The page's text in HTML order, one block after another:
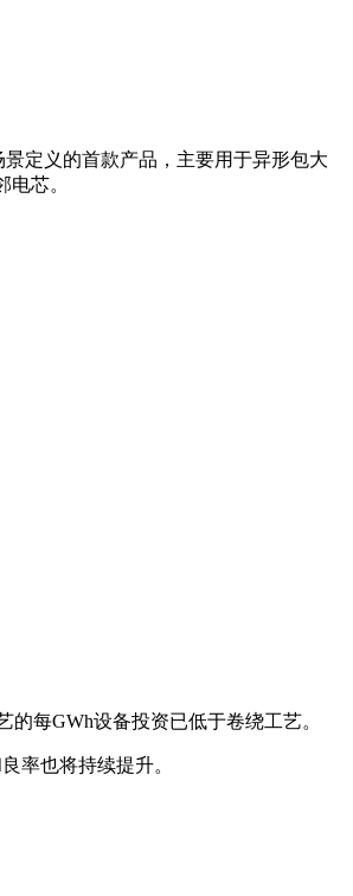
定义的首款产品，主要用于异形包大
芯。
每GWh设备投资已低于卷绕工艺。
率也将持续提升。